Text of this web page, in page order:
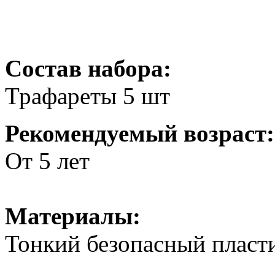
Состав набора:
Трафареты 5 шт
Рекомендуемый возраст:
От 5 лет
Материалы:
Тонкий безопасный